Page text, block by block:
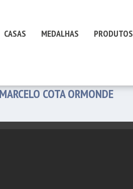
CASAS MEDALHAS PRODUTOS
MARCELO COTA ORMONDE